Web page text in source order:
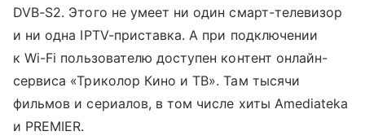
DVB-S2. Этого не умеет ни один смарт-телевизор
и ни одна IPTV-приставка. А при подключении
к Wi-Fi пользователю доступен контент онлайн-
сервиса «Триколор Кино и ТВ». Там тысячи
фильмов и сериалов, в том числе хиты Amediateka
и PREMIER.